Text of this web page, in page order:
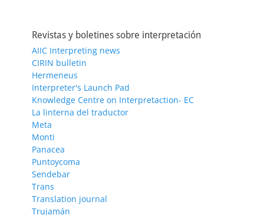
Revistas y boletines sobre interpretación
AIIC Interpreting news
CIRIN bulletin
Hermeneus
Interpreter's Launch Pad
Knowledge Centre on Interpretaction- EC
La linterna del traductor
Meta
Monti
Panacea
Puntoycoma
Sendebar
Trans
Translation journal
Trujamán